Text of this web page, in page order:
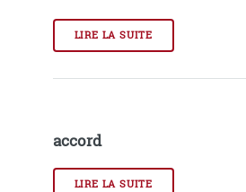
LIRE LA SUITE
accord
LIRE LA SUITE